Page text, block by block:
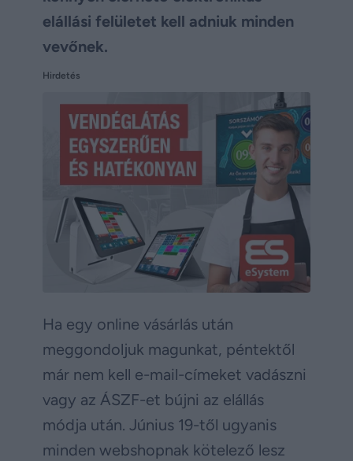
elállási felületet kell adniuk minden
vevőnek.
Hirdetés
Ha egy online vásárlás után
meggondoljuk magunkat, péntektől
már nem kell e-mail-címeket vadászni
vagy az ÁSZF-et bújni az elállás
módja után. Június 19-től ugyanis
minden webshopnak kötelező lesz